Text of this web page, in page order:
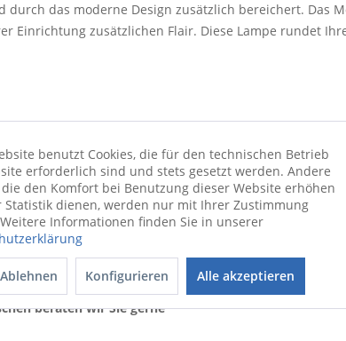
das moderne Design zusätzlich bereichert. Das
Einrichtung zusätzlichen Flair. Diese Lampe rundet
beraten wir Sie gerne
benutzt Cookies, die für den technischen Betrieb
erforderlich sind und stets gesetzt werden. Andere
die den Komfort bei Benutzung dieser Website erhöhen
Statistik dienen, werden nur mit Ihrer Zustimmung
Informationen finden Sie in unserer
Ablehnen Konfigurieren Alle akzeptieren